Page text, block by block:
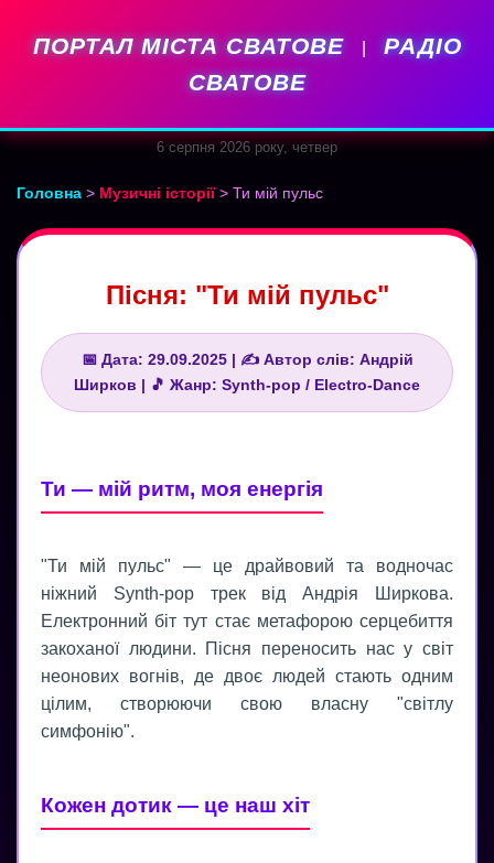
ПОРТАЛ МІСТА СВАТОВЕ
РАДІО
СВАТОВЕ
6 серпня 2026 року, четвер
Головна > Музичні історії> Ти мій пульс
Пісня: "Ти мій пульс"
📅 Дата: 29.09.2025 | ✍️ Автор слів: Андрій
Ширков | 🎵 Жанр: Synth-pop / Electro-Dance
Ти — мій ритм, моя енергія
"Ти мій пульс" — це драйвовий та водночас
ніжний Synth-pop трек від Андрія Ширкова.
Електронний біт тут стає метафорою серцебиття
закоханої людини. Пісня переносить нас у світ
неонових вогнів, де двоє людей стають одним
цілим, створюючи свою власну "світлу
симфонію".
Кожен дотик — це наш хіт